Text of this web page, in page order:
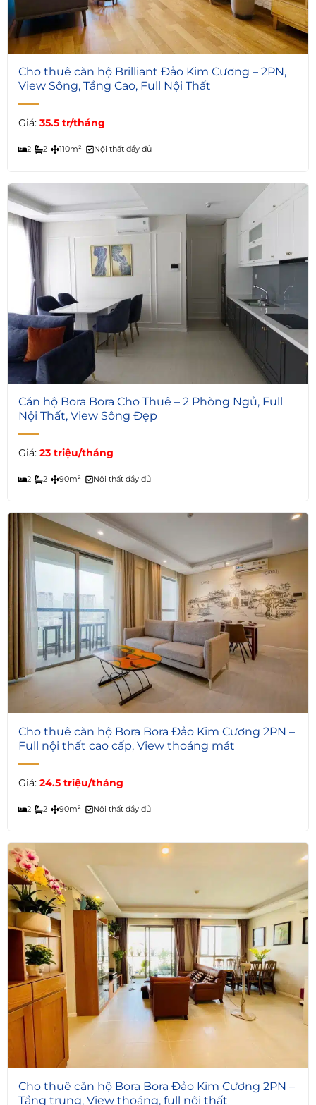
5
Cho thuê căn hộ Brilliant Đảo Kim Cương – 2PN,
View Sông, Tầng Cao, Full Nội Thất
Giá: 35.5 tr/tháng
2 2 110m² Nội thất đầy đủ
5
Căn hộ Bora Bora Cho Thuê – 2 Phòng Ngủ, Full
Nội Thất, View Sông Đẹp
Giá: 23 triệu/tháng
2 2 90m² Nội thất đầy đủ
6
Cho thuê căn hộ Bora Bora Đảo Kim Cương 2PN –
Full nội thất cao cấp, View thoáng mát
Giá: 24.5 triệu/tháng
2 2 90m² Nội thất đầy đủ
6
Cho thuê căn hộ Bora Bora Đảo Kim Cương 2PN –
Tầng trung, View thoáng, full nội thất